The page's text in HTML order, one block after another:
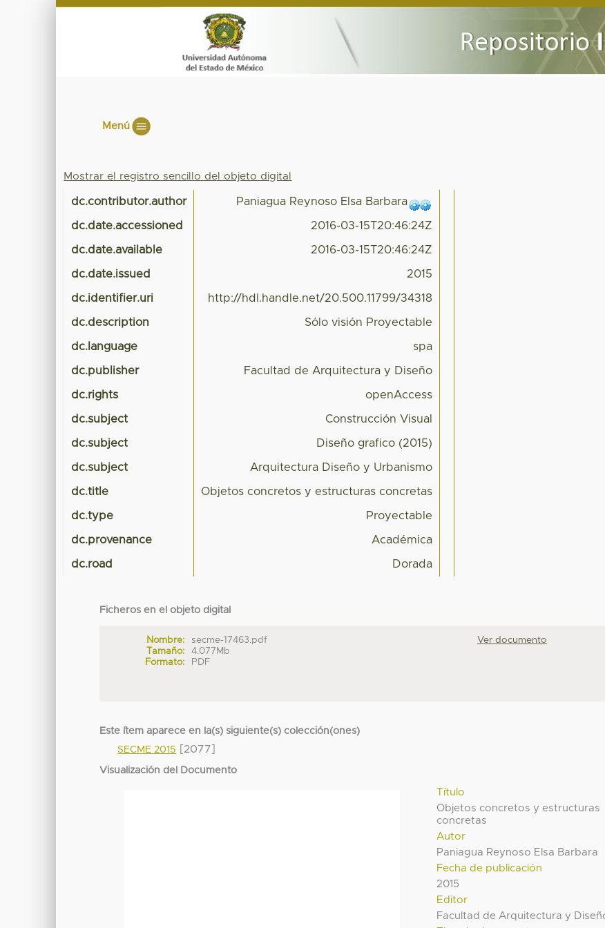
Menú
Mostrar el registro sencillo del objeto digital
dc.contributor.author Paniagua Reynoso Elsa Barbara
dc.date.accessioned 2016-03-15T20:46:24Z
dc.date.available 2016-03-15T20:46:24Z
dc.date.issued 2015
dc.identifier.uri http://hdl.handle.net/20.500.11799/34318
dc.description Sólo visión Proyectable
dc.language spa
dc.publisher Facultad de Arquitectura y Diseño
dc.rights openAccess
dc.subject Construcción Visual
dc.subject Diseño grafico (2015)
dc.subject Arquitectura Diseño y Urbanismo
dc.title Objetos concretos y estructuras concretas
dc.type Proyectable
dc.provenance Académica
dc.road Dorada
Ficheros en el objeto digital
Nombre:
secme-17463.pdf
Tamaño:
4.077Mb
Formato:
PDF
Ver documento
Este ítem aparece en la(s) siguiente(s) colección(ones)
SECME 2015
[2077]
Visualización del Documento
Título
Objetos concretos y estructuras
concretas
Autor
Paniagua Reynoso Elsa Barbara
Fecha de publicación
2015
Editor
Facultad de Arquitectura y